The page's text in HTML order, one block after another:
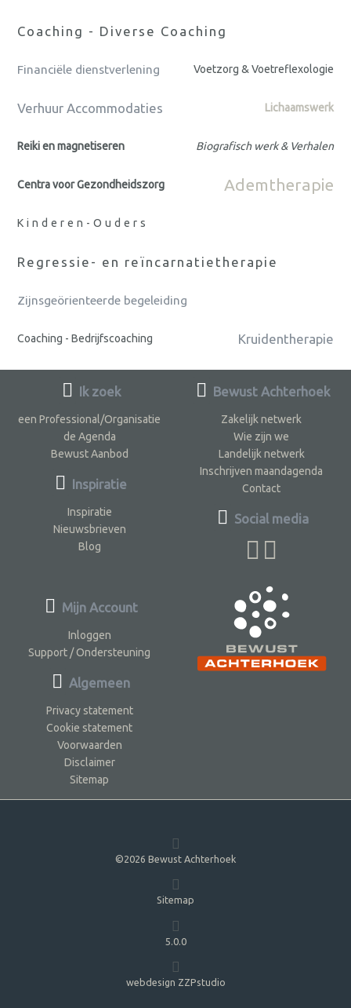
Coaching - Diverse Coaching
Financiële dienstverlening Voetzorg & Voetreflexologie
Verhuur Accommodaties Lichaamswerk
Reiki en magnetiseren Biografisch werk & Verhalen
Centra voor Gezondheidszorg Ademtherapie
Kinderen-Ouders
Regressie- en reïncarnatietherapie
Zijnsgeörienteerde begeleiding
Coaching - Bedrijfscoaching Kruidentherapie
Ik zoek
een Professional/Organisatie
de Agenda
Bewust Aanbod
Inspiratie
Inspiratie
Nieuwsbrieven
Blog
Bewust Achterhoek
Zakelijk netwerk
Wie zijn we
Landelijk netwerk
Inschrijven maandagenda
Contact
Social media
Mijn Account
Inloggen
Support / Ondersteuning
Algemeen
Privacy statement
Cookie statement
Voorwaarden
Disclaimer
Sitemap
©2026 Bewust Achterhoek
Sitemap
5.0.0
webdesign ZZPstudio